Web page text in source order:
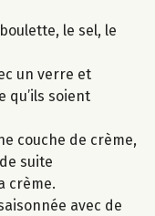
le sel, le
un verre et
qu’ils soient
couche de crème,
suite
crème.
avec de